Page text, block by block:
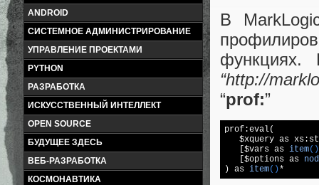
ANDROID
СИСТЕМНОЕ АДМИНИСТРИРОВАНИЕ
УПРАВЛЕНИЕ ПРОЕКТАМИ
PYTHON
РАЗРАБОТКА
ИСКУССТВЕННЫЙ ИНТЕЛЛЕКТ
OPEN SOURCE
БУДУЩЕЕ ЗДЕСЬ
ВЕБ-РАЗРАБОТКА
КОСМОНАВТИКА
В
функциях.
“http://
“prof:”
prof:eval(
$xquery as
   [$
vars as item()
   [$options as
) as item()*